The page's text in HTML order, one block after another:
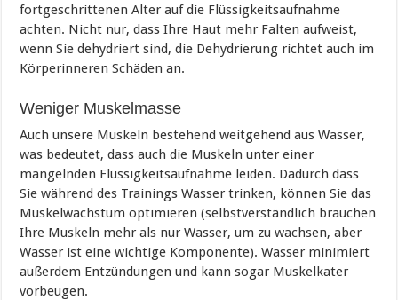
fortgeschrittenen Alter auf die Flüssigkeitsaufnahme
achten. Nicht nur, dass Ihre Haut mehr Falten aufweist,
wenn Sie dehydriert sind, die Dehydrierung richtet auch im
Körperinneren Schäden an.
Weniger Muskelmasse
Auch unsere Muskeln bestehend weitgehend aus Wasser,
was bedeutet, dass auch die Muskeln unter einer
mangelnden Flüssigkeitsaufnahme leiden. Dadurch dass
Sie während des Trainings Wasser trinken, können Sie das
Muskelwachstum optimieren (selbstverständlich brauchen
Ihre Muskeln mehr als nur Wasser, um zu wachsen, aber
Wasser ist eine wichtige Komponente). Wasser minimiert
außerdem Entzündungen und kann sogar Muskelkater
vorbeugen.